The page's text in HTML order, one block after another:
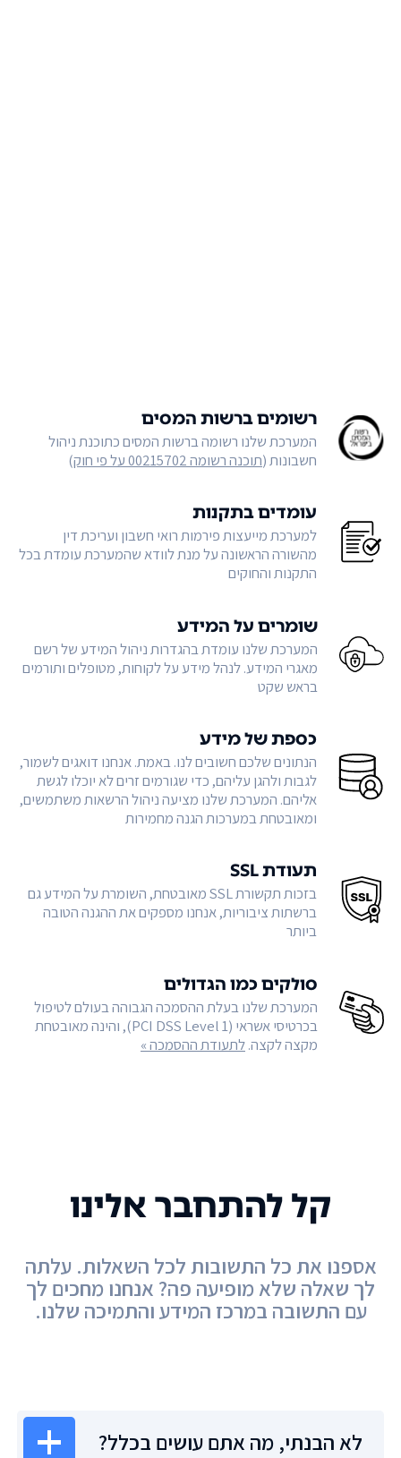
רשומים ברשות המסים
המערכת שלנו רשומה ברשות המסים כתוכנת ניהול
חשבונות (תוכנה רשומה 00215702 על פי חוק )
עומדים בתקנות
למערכת מייעצות פירמות רואי חשבון ועריכת דין
מהשורה הראשונה על מנת לוודא שהמערכת עומדת בכל
התקנות והחוקים
שומרים על המידע
המערכת שלנו עומדת בהגדרות ניהול המידע של רשם
מאגרי המידע. לנהל מידע על לקוחות, מטופלים ותורמים
בראש שקט
כספת של מידע
הנתונים שלכם חשובים לנו. באמת. אנחנו דואגים לשמור,
לגבות ולהגן עליהם, כדי שגורמים זרים לא יוכלו לגשת
אליהם. המערכת שלנו מציעה ניהול הרשאות משתמשים,
ומאובטחת במערכות הגנה מחמירות
תעודת SSL
בזכות תקשורת SSL מאובטחת, השומרת על המידע גם
ברשתות ציבוריות, אנחנו מספקים את ההגנה הטובה
ביותר
סולקים כמו הגדולים
המערכת שלנו בעלת ההסמכה הגבוהה בעולם לטיפול
בכרטיסי אשראי (PCI DSS Level 1), והינה מאובטחת
מקצה לקצה.לתעודת ההסמכה »
לא הבנתי, מה אתם עושים בכלל?
קל להתחבר אלינו
אספנו את כל התשובות לכל השאלות. עלתה
לך שאלה שלא מופיעה פה? אנחנו מחכים לך
עם התשובה במרכז המידע והתמיכה שלנו.